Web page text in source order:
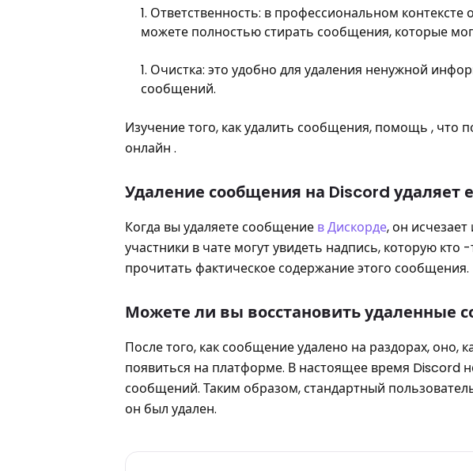
Ответственность: в профессиональном
можете полностью стирать сообщения, которые
Очистка: это удобно для удаления ненужной
сообщений.
Изучение того, как удалить сообщения, помощь , что
онлайн .
Удаление сообщения на Discord удаляет
Когда вы удаляете сообщение в Дискорде, он
участники в чате могут увидеть надпись, которую
прочитать фактическое содержание этого сообщения.
Можете ли вы восстановить удаленные
После того, как сообщение удалено на раздорах, оно,
появиться на платформе. В настоящее время Discord
сообщений. Таким образом, стандартный
он был удален.